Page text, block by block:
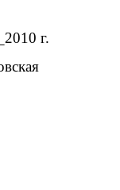
г.